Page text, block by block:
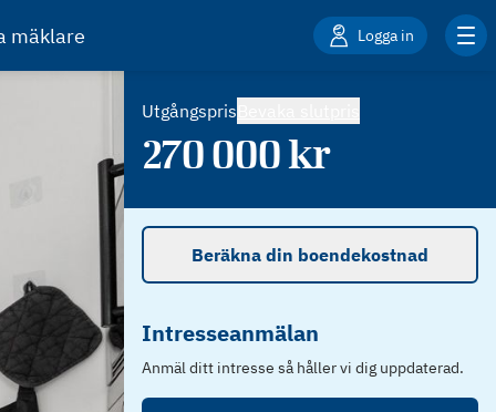
mäklare Logga in
Utgångspris
270 000kr
Beräkna din boendekostnad
Intresseanmälan
Anmäl ditt intresse så håller vi dig uppdaterad.